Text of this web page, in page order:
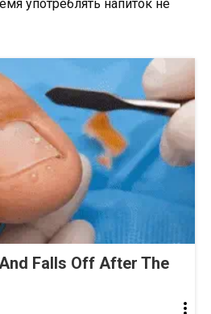
употреблять напиток не
Falls Off After The